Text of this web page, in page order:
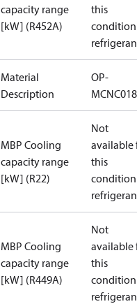
capacity range
[kW] (R452A)
this
Material
Description
OP-
MBP Cooling
capacity range
[kW] (R22)
Not
available
this
MBP Cooling
capacity range
[kW] (R449A)
Not
available
this